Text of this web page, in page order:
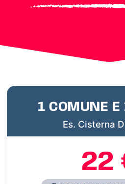
1 COMUNE E
Es. Cisterna
22